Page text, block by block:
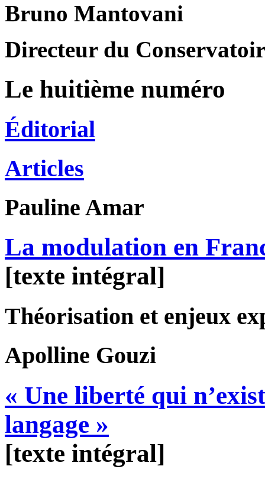
Bruno Mantovani
Directeur du
Le huitième numéro
Éditorial
Articles
Pauline Amar
La modulation en
[texte intégral]
Théorisation et enjeux
Apolline Gouzi
« Une liberté qui
langage »
[texte intégral]